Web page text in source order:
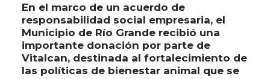
En el marco de un acuerdo de
responsabilidad social empresaria, el
Municipio de Río Grande recibió una
importante donación por parte de
Vitalcan, destinada al fortalecimiento de
las políticas de bienestar animal que se